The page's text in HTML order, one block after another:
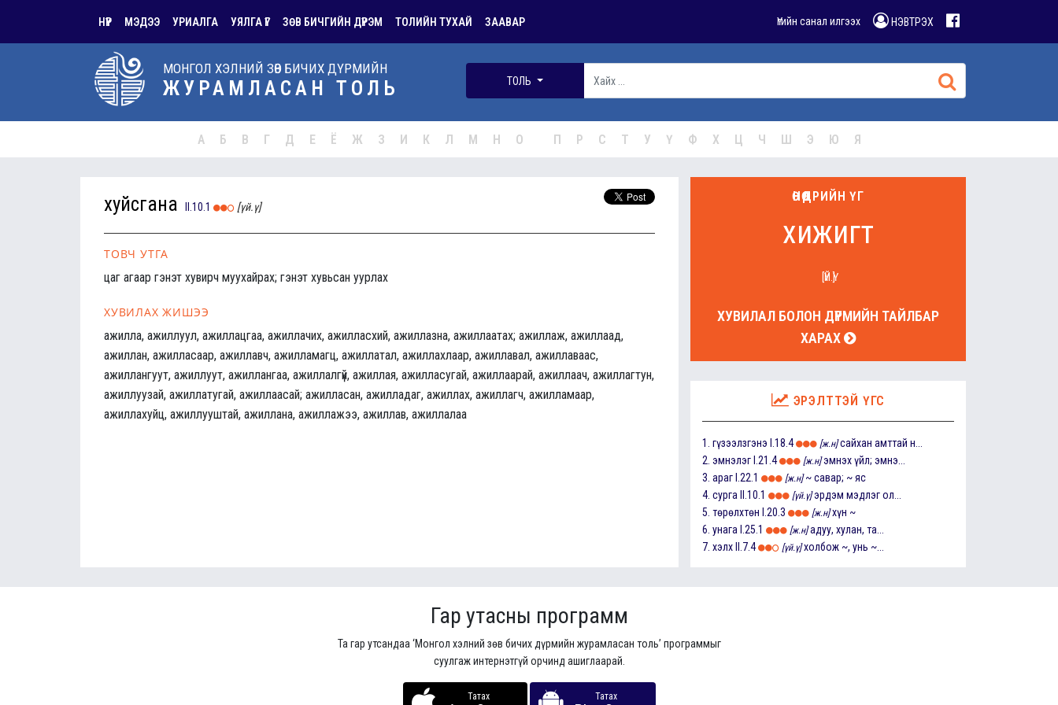
НҮҮР МЭДЭЭ УРИАЛГА УЯЛГА ҮГ ЗӨВ БИЧГИЙН ДҮРЭМ ТОЛИЙН ТУХАЙ ЗААВАР Үгийн санал илгээх НЭВТРЭХ
МОНГОЛ ХЭЛНИЙ ЗӨВ БИЧИХ ДҮРМИЙН
ЖУРАМЛАСАН ТОЛЬ ТОЛЬ
А Б В Г Д Е Ё Ж З И К Л М Н О П Р С Т У Ү Ф Х Ц Ч Ш Э Ю Я
хуйсгана II.10.1 [үй.ү]
ТОВЧ УТГА
цаг агаар гэнэт хувирч муухайрах; гэнэт хувьсан уурлах
ХУВИЛАХ ЖИШЭЭ
ажилла, ажиллуул, ажиллацгаа, ажиллачих, ажилласхий, ажиллазна, ажиллаатах; ажиллаж, ажиллаад,
ажиллан, ажилласаар, ажиллавч, ажилламагц, ажиллатал, ажиллахлаар, ажиллавал, ажиллаваас,
ажиллангуут, ажиллуут, ажиллангаа, ажиллалгүй, ажиллая, ажилласугай, ажиллаарай, ажиллаач, ажиллагтун,
ажиллуузай, ажиллатугай, ажиллаасай; ажилласан, ажилладаг, ажиллах, ажиллагч, ажилламаар,
ажиллахуйц, ажиллууштай, ажиллана, ажиллажээ, ажиллав, ажиллалаа
ӨНӨӨДРИЙН ҮГ
хижигт
[ҮЙ.Ү]
ХУВИЛАЛ БОЛОН ДҮРМИЙН ТАЙЛБАР
ХАРАХ
ЭРЭЛТТЭЙ ҮГС
1. гүзээлзгэнэ I.18.4 [ж.н] сайхан амттай н...
2. эмнэлэг I.21.4 [ж.н] эмнэх үйл; эмнэ...
3. араг I.22.1 [ж.н] ~ савар; ~ яс
4. сурга II.10.1 [үй.ү] эрдэм мэдлэг ол...
5. төрөлхтөн I.20.3 [ж.н] хүн ~
6. унага I.25.1 [ж.н] адуу, хулан, та...
7. хэлх II.7.4 [үй.ү] холбож ~, унь ~...
Гар утасны программ
Та гар утсандаа ‘Монгол хэлний зөв бичих дүрмийн журамласан толь’ программыг
суулгаж интернэтгүй орчинд ашиглаарай.
Татах Татах